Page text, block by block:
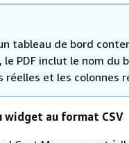
tableau de bord
PDF inclut le nom du
réelles et les colonnes
widget au format CSV